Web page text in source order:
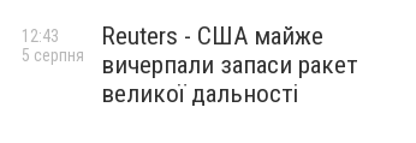
Reuters - США майже
вичерпали запаси ракет
великої дальності
12:43
5 серпня